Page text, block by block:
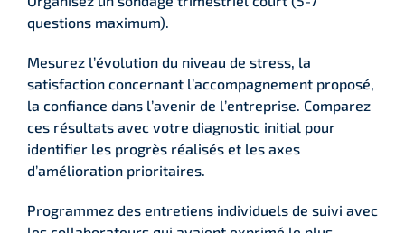
questions maximum).
Mesurez l’évolution du niveau de stress, la
satisfaction concernant l’accompagnement proposé,
la confiance dans l’avenir de l’entreprise. Comparez
ces résultats avec votre diagnostic initial pour
identifier les progrès réalisés et les axes
d’amélioration prioritaires.
Programmez des entretiens individuels de suivi avec